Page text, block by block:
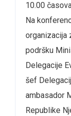
10.00
Na
organizacija
podršku
Delegacije
šef
ambasador
Republike